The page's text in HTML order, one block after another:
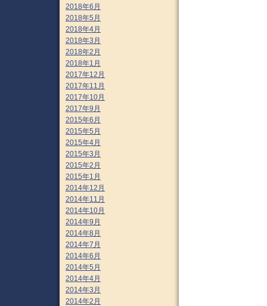
2018年6月
2018年5月
2018年4月
2018年3月
2018年2月
2018年1月
2017年12月
2017年11月
2017年10月
2017年9月
2015年6月
2015年5月
2015年4月
2015年3月
2015年2月
2015年1月
2014年12月
2014年11月
2014年10月
2014年9月
2014年8月
2014年7月
2014年6月
2014年5月
2014年4月
2014年3月
2014年2月